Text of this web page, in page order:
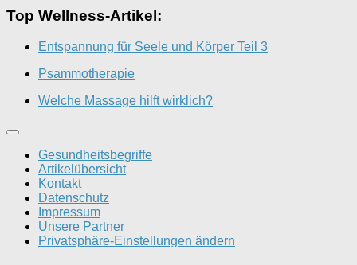
Top Wellness-Artikel:
Entspannung für Seele und Körper Teil 3
Psammotherapie
Welche Massage hilft wirklich?
Gesundheitsbegriffe
Artikelübersicht
Kontakt
Datenschutz
Impressum
Unsere Partner
Privatsphäre-Einstellungen ändern